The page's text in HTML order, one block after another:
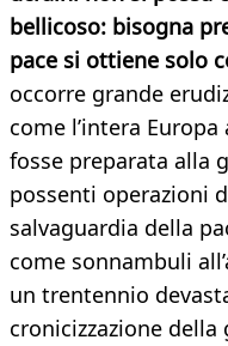
bellicoso: bisogna
pace si ottiene solo
occorre grande
come l’intera
fosse preparata alla
possenti operazioni
salvaguardia della
come sonnambuli
un trentennio
cronicizzazione